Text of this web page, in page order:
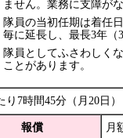
ません。業務に支障が
隊員の当初任期は着任
毎に延長し、最長3年（
隊員としてふさわしく
ことがあります。
り7時間45分（月20日）
報償 月